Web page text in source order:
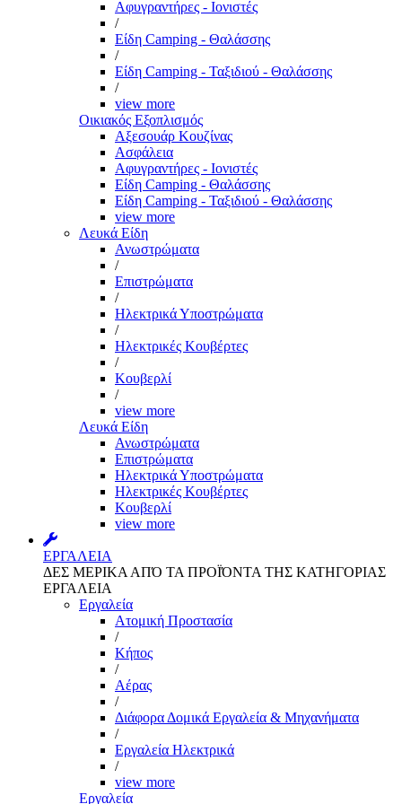
Αφυγραντήρες - Ιονιστές
/
Είδη Camping - Θαλάσσης
/
Είδη Camping - Ταξιδιού - Θαλάσσης
/
view more
Οικιακός Εξοπλισμός
Αξεσουάρ Κουζίνας
Ασφάλεια
Αφυγραντήρες - Ιονιστές
Είδη Camping - Θαλάσσης
Είδη Camping - Ταξιδιού - Θαλάσσης
view more
Λευκά Είδη
Ανωστρώματα
/
Επιστρώματα
/
Ηλεκτρικά Υποστρώματα
/
Ηλεκτρικές Κουβέρτες
/
Κουβερλί
/
view more
Λευκά Είδη
Ανωστρώματα
Επιστρώματα
Ηλεκτρικά Υποστρώματα
Ηλεκτρικές Κουβέρτες
Κουβερλί
view more
ΕΡΓΑΛΕΙΑ
ΔΕΣ ΜΕΡΙΚΑ ΑΠΌ ΤΑ ΠΡΟΪΌΝΤΑ ΤΗΣ ΚΑΤΗΓΟΡΙΑΣ
ΕΡΓΑΛΕΙΑ
Εργαλεία
Aτομική Προστασία
/
Kήπος
/
Αέρας
/
Διάφορα Δομικά Εργαλεία & Μηχανήματα
/
Εργαλεία Ηλεκτρικά
/
view more
Εργαλεία